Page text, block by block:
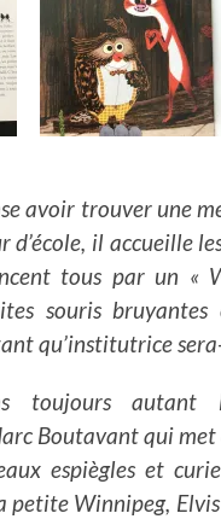
avoir trouver une
d’école, il accueille
tous par un «
souris
qu’institutrice
toujours autant
Boutavant qui met
espiègles et
petite Winnipeg, Elvis